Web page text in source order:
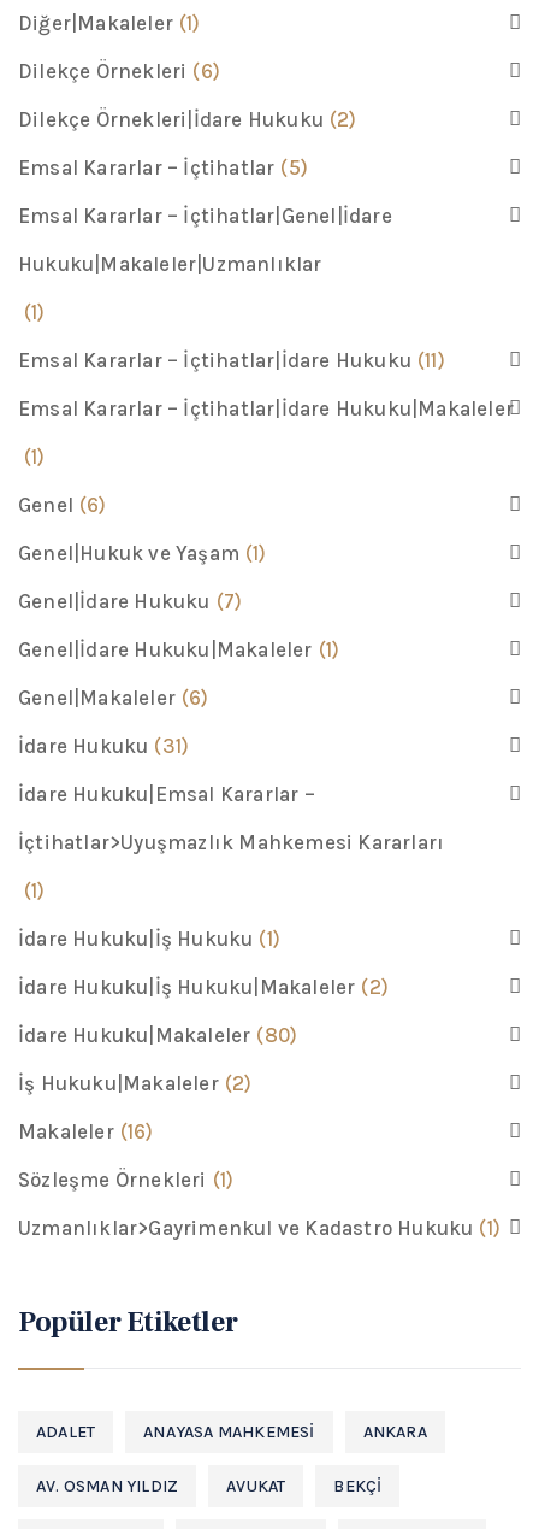
Diğer|Makaleler (1)
Dilekçe Örnekleri (6)
Dilekçe Örnekleri|İdare Hukuku (2)
Emsal Kararlar – İçtihatlar (5)
Emsal Kararlar – İçtihatlar|Genel|İdare
Hukuku|Makaleler|Uzmanlıklar
(1)
Emsal Kararlar – İçtihatlar|İdare Hukuku (11)
Emsal Kararlar – İçtihatlar|İdare Hukuku|Makaleler
(1)
Genel (6)
Genel|Hukuk ve Yaşam (1)
Genel|İdare Hukuku (7)
Genel|İdare Hukuku|Makaleler (1)
Genel|Makaleler (6)
İdare Hukuku (31)
İdare Hukuku|Emsal Kararlar –
İçtihatlar>Uyuşmazlık Mahkemesi Kararları
(1)
İdare Hukuku|İş Hukuku (1)
İdare Hukuku|İş Hukuku|Makaleler (2)
İdare Hukuku|Makaleler (80)
İş Hukuku|Makaleler (2)
Makaleler (16)
Sözleşme Örnekleri (1)
Uzmanlıklar>Gayrimenkul ve Kadastro Hukuku (1)
Popüler Etiketler
ADALET ANAYASA MAHKEMESI ANKARA
AV. OSMAN YILDIZ AVUKAT BEKÇI